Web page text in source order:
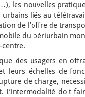
les nouvelles
urbains liés au
de l’offre de
du périurbain
centre.
des usagers en
leurs échelles de
de charge,
L’intermodalité doit